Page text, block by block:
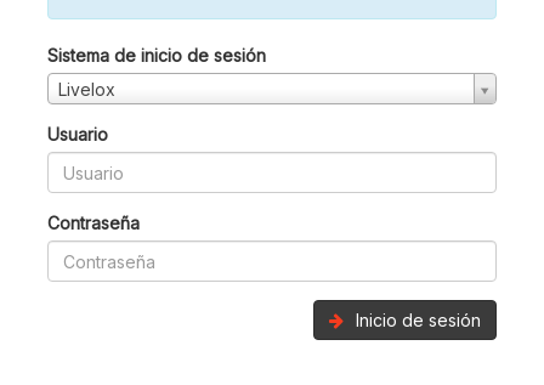
Sistema de inicio de sesión
Livelox
Usuario
Contraseña
Inicio de sesión